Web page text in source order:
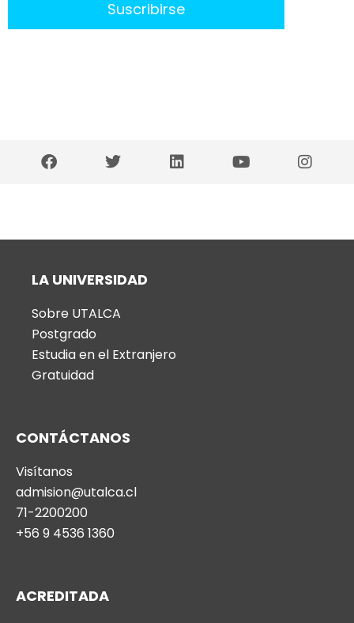
LA UNIVERSIDAD
Sobre UTALCA
Postgrado
Estudia en el Extranjero
Gratuidad
CONTÁCTANOS
Visítanos
admision@utalca.cl
71-2200200
+56 9 4536 1360
ACREDITADA